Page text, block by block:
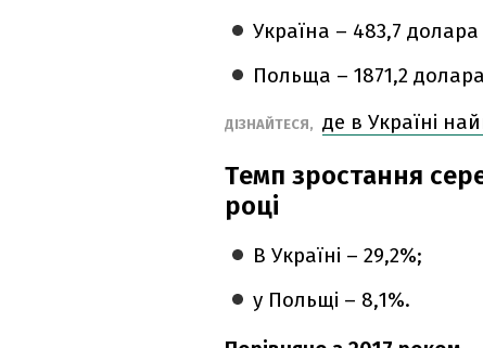
Україна – 483,7
Польща – 1871,2
ДІЗНАЙТЕСЯ, де в Україні
Темп зростання
році
В Україні – 29,2%;
у Польщі – 8,1%.